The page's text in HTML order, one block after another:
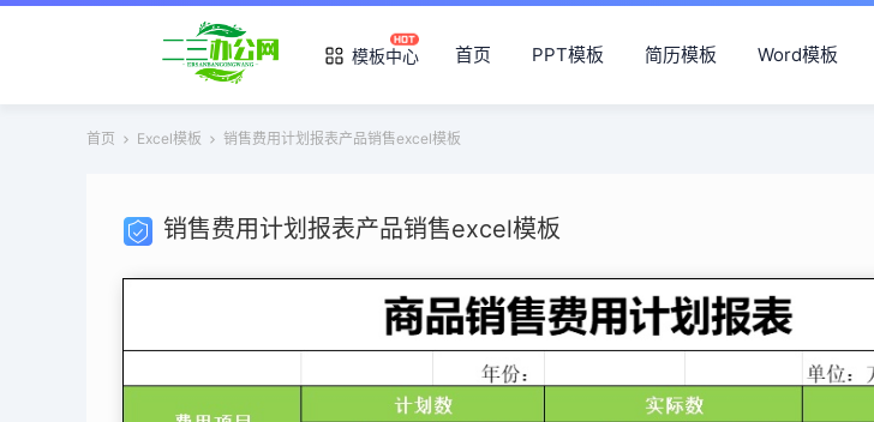
模板中心 首页 PPT模板 简历模板 Word模板
首页 Excel模板 销售费用计划报表产品销售excel模板
销售费用计划报表产品销售excel模板